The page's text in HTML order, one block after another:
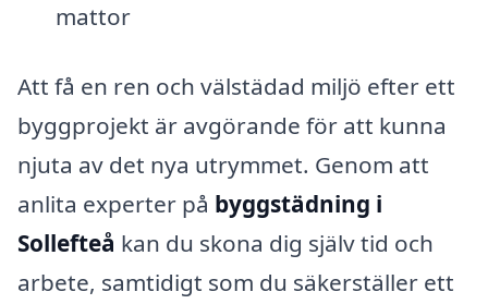
mattor
Att få en ren och välstädad miljö efter ett
byggprojekt är avgörande för att kunna
njuta av det nya utrymmet. Genom att
anlita experter på byggstädning i
Sollefteå kan du skona dig själv tid och
arbete, samtidigt som du säkerställer ett